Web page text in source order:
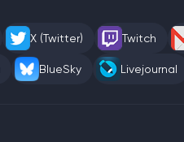
X (Twitter) Twitch
BlueSky Livejournal